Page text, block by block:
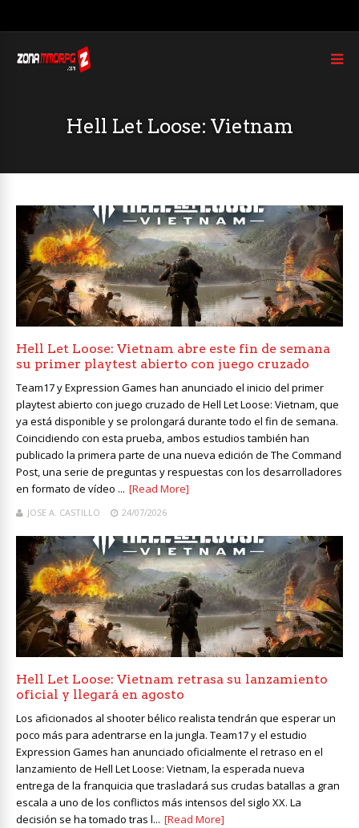
Hell Let Loose: Vietnam
Hell Let Loose: Vietnam abre este fin de semana
su primer playtest abierto con juego cruzado
Team17 y Expression Games han anunciado el inicio del primer
playtest abierto con juego cruzado de Hell Let Loose: Vietnam, que
ya está disponible y se prolongará durante todo el fin de semana.
Coincidiendo con esta prueba, ambos estudios también han
publicado la primera parte de una nueva edición de The Command
Post, una serie de preguntas y respuestas con los desarrolladores
en formato de vídeo ... [Read More]
JOSE A. CASTILLO 24/07/2026
Hell Let Loose: Vietnam retrasa su lanzamiento
oficial y llegará en agosto
Los aficionados al shooter bélico realista tendrán que esperar un
poco más para adentrarse en la jungla. Team17 y el estudio
Expression Games han anunciado oficialmente el retraso en el
lanzamiento de Hell Let Loose: Vietnam, la esperada nueva
entrega de la franquicia que trasladará sus crudas batallas a gran
escala a uno de los conflictos más intensos del siglo XX. La
decisión se ha tomado tras l... [Read More]